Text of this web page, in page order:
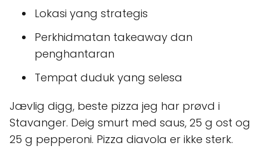
Lokasi yang strategis
Perkhidmatan takeaway dan
penghantaran
Tempat duduk yang selesa
Jævlig digg, beste pizza jeg har prøvd i
Stavanger. Deig smurt med saus, 25 g ost og
25 g pepperoni. Pizza diavola er ikke sterk.